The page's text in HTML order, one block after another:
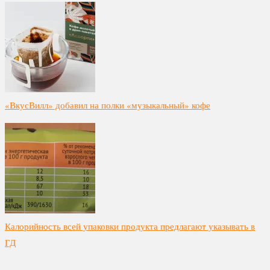
«ВкусВилл» добавил на полки «музыкальный» кофе
Калорийность всей упаковки продукта предлагают указывать в
ГД